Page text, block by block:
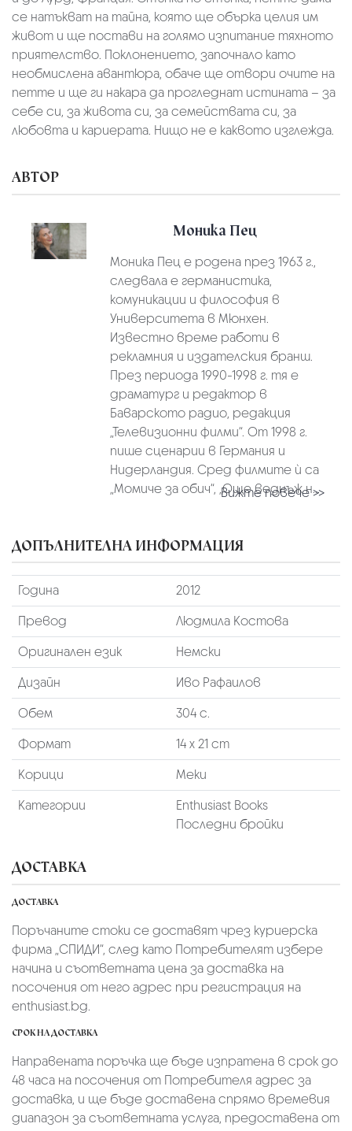
се натъкват на тайна, която ще обърка целия им
живот и ще постави на голямо изпитание тяхното
приятелство. Поклонението, започнало като
необмислена авантюра, обаче ще отвори очите на
петте и ще ги накара да прогледнат истината – за
себе си, за живота си, за семействата си, за
любовта и кариерата. Нищо не е каквото изглежда.
АВТОР
Моника Пец
Моника Пец е родена през 1963 г.,
следвала е германистика,
комуникации и философия в
Университета в Мюнхен.
Известно време работи в
рекламния и издателския бранш.
През периода 1990-1998 г. тя е
драматург и редактор в
Баварското радио, редакция
„Телевизионни филми“. От 1998 г.
пише сценарии в Германия и
Нидерландия. Сред филмите ѝ са
„Момиче за обич“, „Още веднъж н...
Вижте повече >>
ДОПЪЛНИТЕЛНА ИНФОРМАЦИЯ
Година
2012
Превод
Людмила Костова
Оригинален език
Немски
Дизайн
Иво Рафаилов
Обем
304 с.
Формат
14 х 21 cm
Корици
Меки
Категории
Enthusiast Books
Последни бройки
ДОСТАВКА
ДОСТАВКА
Поръчаните стоки се доставят чрез куриерскa
фирмa „СПИДИ“, след като Потребителят избере
начина и съответната цена за доставка на
посочения от него адрес при регистрация на
enthusiast.bg.
СРОК НА ДОСТАВКА
Направената поръчка ще бъде изпратена в срок до
48 часа на посочения от Потребителя адрес за
доставка, и ще бъде доставена спрямо времевия
диапазон за съответната услуга, предоставена от